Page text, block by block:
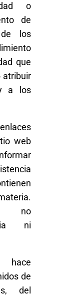
o
de
los
que
atribuir
a los
web
no
ni
de
del